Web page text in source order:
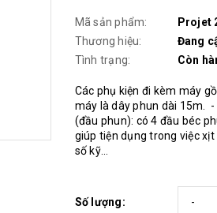
Mã sản phẩm:
Projet
Thương hiệu:
Đang
Tình trạng:
Còn
Các phụ kiện đi kèm máy
máy là dây phun dài 15m.
(đầu phun): có 4 đầu béc
giúp tiện dụng trong việc
số kỹ...
Số lượng: -